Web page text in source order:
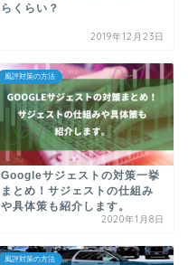
らくらい？
2019年12月23日
風評対策の方法
Googleサジェストの対策一挙
まとめ！サジェストの仕組み
や具体策も紹介します。
2020年1月8日
風評対策の方法